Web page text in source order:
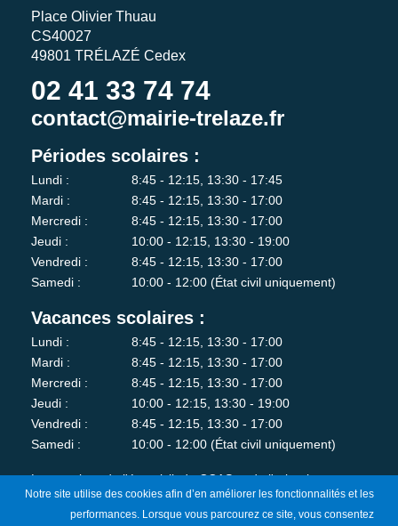
Place Olivier Thuau
CS40027
49801 TRÉLAZÉ Cedex
02 41 33 74 74
contact@mairie-trelaze.fr
Périodes scolaires :
Lundi :
8:45 - 12:15, 13:30 - 17:45
Mardi :
8:45 - 12:15, 13:30 - 17:00
Mercredi :
8:45 - 12:15, 13:30 - 17:00
Jeudi :
10:00 - 12:15, 13:30 - 19:00
Vendredi :
8:45 - 12:15, 13:30 - 17:00
Samedi :
10:00 - 12:00 (État civil uniquement)
Vacances scolaires :
Lundi :
8:45 - 12:15, 13:30 - 17:00
Mardi :
8:45 - 12:15, 13:30 - 17:00
Mercredi :
8:45 - 12:15, 13:30 - 17:00
Jeudi :
10:00 - 12:15, 13:30 - 19:00
Vendredi :
8:45 - 12:15, 13:30 - 17:00
Samedi :
10:00 - 12:00 (État civil uniquement)
Les services de l'état-civil, du CCAS et de l'urbanisme sont
fermés au public le lundi matin.
Notre site utilise des cookies afin d’en améliorer les fonctionnalités et les
performances. Lorsque vous parcourez ce site, vous consentez